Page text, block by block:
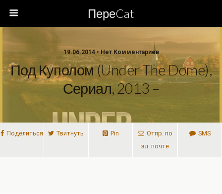
ПереCat
19.06.2014 • Нет Комментариев
Под Куполом (Under The Dome),
Сериал, 2013 –
Поделиться Твитнуть Pin
Отпр. по
эл. почте
SMS